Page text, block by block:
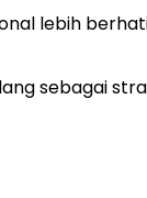
lebih
sebagai